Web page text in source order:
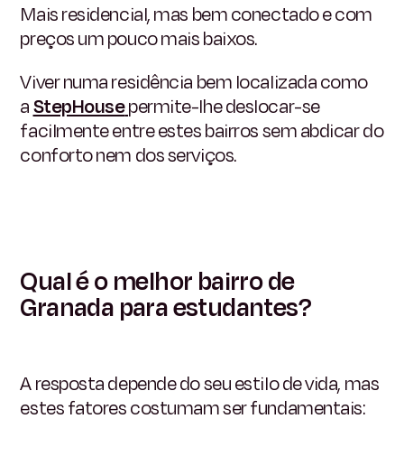
Mais residencial, mas bem conectado e com
preços um pouco mais baixos.
Viver numa residência bem localizada como
aStepHousepermite-lhe deslocar-se
facilmente entre estes bairros sem abdicar do
conforto nem dos serviços.
Qual é o melhor bairro de
Granada para estudantes?
A resposta depende do seu estilo de vida, mas
estes fatores costumam ser fundamentais: